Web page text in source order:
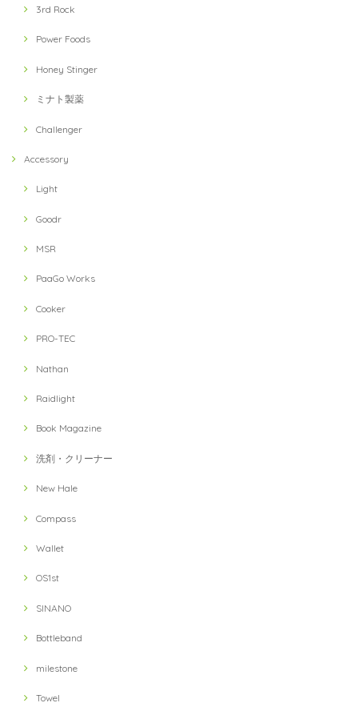
3rd Rock
Power Foods
Honey Stinger
ミナト製薬
Challenger
Accessory
Light
Goodr
MSR
PaaGo Works
Cooker
PRO-TEC
Nathan
Raidlight
Book Magazine
洗剤・クリーナー
New Hale
Compass
Wallet
OS1st
SINANO
Bottleband
milestone
Towel